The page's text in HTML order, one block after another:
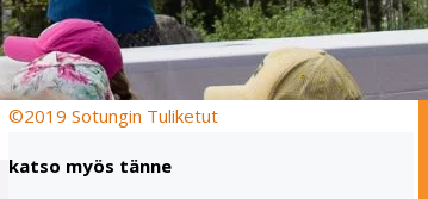
katso myös tänne
©2019 Sotungin Tuliketut